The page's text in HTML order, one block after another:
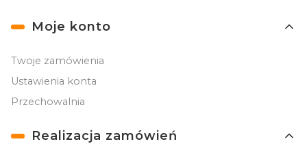
Moje konto
Twoje zamówienia
Ustawienia konta
Przechowalnia
Realizacja zamówień